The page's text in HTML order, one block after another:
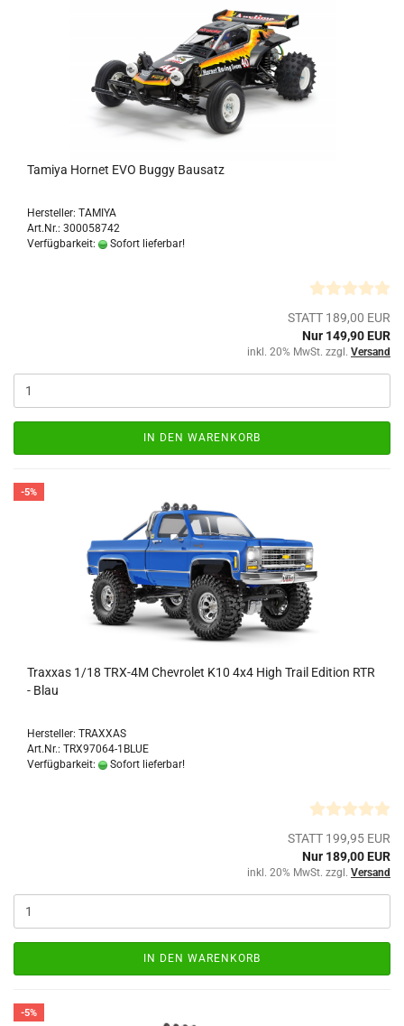
Tamiya Hornet EVO Buggy Bausatz
Hersteller: TAMIYA
Art.Nr.: 300058742
Verfügbarkeit:
Sofort lieferbar!
STATT 189,00 EUR
Nur 149,90 EUR
inkl. 20% MwSt. zzgl. Versand
IN DEN WARENKORB
-5%
Traxxas 1/18 TRX-4M Chevrolet K10 4x4 High Trail Edition RTR
- Blau
Hersteller: TRAXXAS
Art.Nr.: TRX97064-1BLUE
Verfügbarkeit:
Sofort lieferbar!
STATT 199,95 EUR
Nur 189,00 EUR
inkl. 20% MwSt. zzgl. Versand
IN DEN WARENKORB
-5%